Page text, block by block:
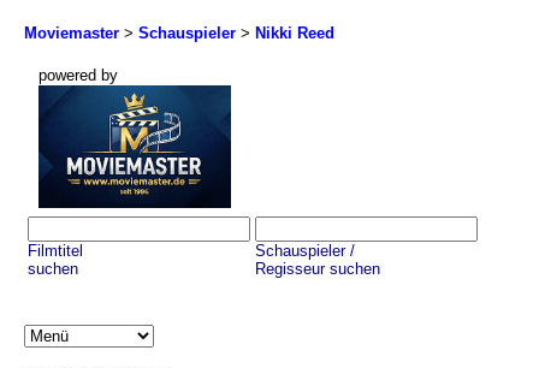
Moviemaster > Schauspieler > Nikki Reed
powered by
Filmtitel
suchen
Schauspieler /
Regisseur suchen